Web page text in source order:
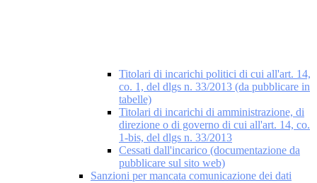
Titolari di incarichi politici di cui all'art. 14,
co. 1, del dlgs n. 33/2013 (da pubblicare in
tabelle)
Titolari di incarichi di amministrazione, di
direzione o di governo di cui all'art. 14, co.
1-bis, del dlgs n. 33/2013
Cessati dall'incarico (documentazione da
pubblicare sul sito web)
Sanzioni per mancata comunicazione dei dati